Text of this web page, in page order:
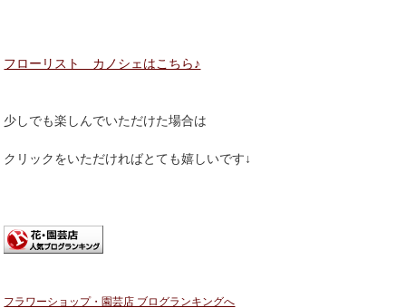
フローリスト カノシェはこちら♪
少しでも楽しんでいただけた場合は
クリックをいただければとても嬉しいです↓
フラワーショップ・園芸店 ブログランキングへ